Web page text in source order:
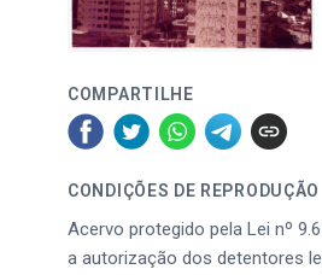
COMPARTILHE
CONDIÇÕES DE REPRODUÇÃO
Acervo protegido pela Lei nº
a autorização dos detentores